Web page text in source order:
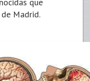
Madrid.